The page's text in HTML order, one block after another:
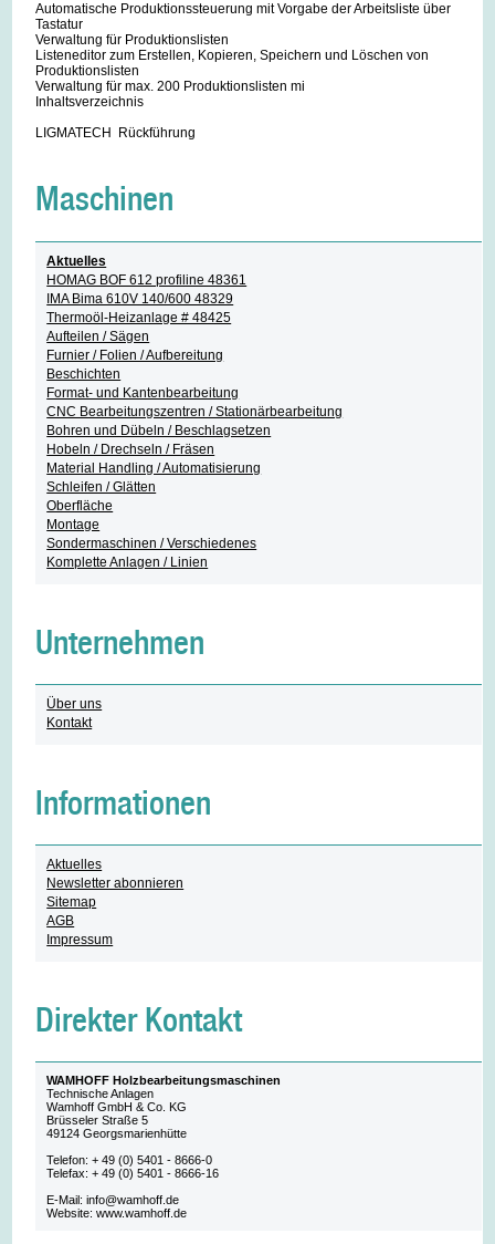
Automatische Produktionssteuerung mit Vorgabe der Arbeitsliste über
Tastatur
Verwaltung für Produktionslisten
Listeneditor zum Erstellen, Kopieren, Speichern und Löschen von
Produktionslisten
Verwaltung für max. 200 Produktionslisten mi
Inhaltsverzeichnis
LIGMATECH Rückführung
Maschinen
Aktuelles
HOMAG BOF 612 profiline 48361
IMA Bima 610V 140/600 48329
Thermoöl-Heizanlage # 48425
Aufteilen / Sägen
Furnier / Folien / Aufbereitung
Beschichten
Format- und Kantenbearbeitung
CNC Bearbeitungszentren / Stationärbearbeitung
Bohren und Dübeln / Beschlagsetzen
Hobeln / Drechseln / Fräsen
Material Handling / Automatisierung
Schleifen / Glätten
Oberfläche
Montage
Sondermaschinen / Verschiedenes
Komplette Anlagen / Linien
Unternehmen
Über uns
Kontakt
Informationen
Aktuelles
Newsletter abonnieren
Sitemap
AGB
Impressum
Direkter Kontakt
WAMHOFF Holzbearbeitungsmaschinen
Technische Anlagen
Wamhoff GmbH & Co. KG
Brüsseler Straße 5
49124 Georgsmarienhütte
Telefon: + 49 (0) 5401 - 8666-0
Telefax: + 49 (0) 5401 - 8666-16
E-Mail: info@wamhoff.de
Website: www.wamhoff.de